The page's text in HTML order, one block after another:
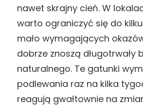
nawet skrajny cień. W
warto ograniczyć się do
mało wymagających
dobrze znoszą długotrwały
naturalnego. Te gatunki
podlewania raz na kilka
reagują gwałtownie na